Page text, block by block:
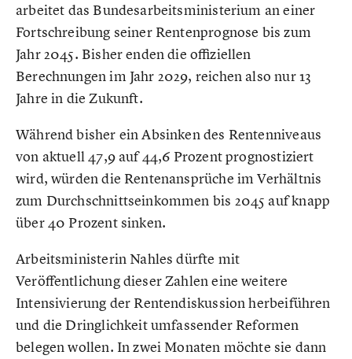
arbeitet das Bundesarbeitsministerium an einer
Fortschreibung seiner Rentenprognose bis zum
Jahr 2045. Bisher enden die offiziellen
Berechnungen im Jahr 2029, reichen also nur 13
Jahre in die Zukunft.
Während bisher ein Absinken des Rentenniveaus
von aktuell 47,9 auf 44,6 Prozent prognostiziert
wird, würden die Rentenansprüche im Verhältnis
zum Durchschnittseinkommen bis 2045 auf knapp
über 40 Prozent sinken.
Arbeitsministerin Nahles dürfte mit
Veröffentlichung dieser Zahlen eine weitere
Intensivierung der Rentendiskussion herbeiführen
und die Dringlichkeit umfassender Reformen
belegen wollen. In zwei Monaten möchte sie dann